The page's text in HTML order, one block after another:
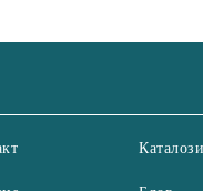
Каталози